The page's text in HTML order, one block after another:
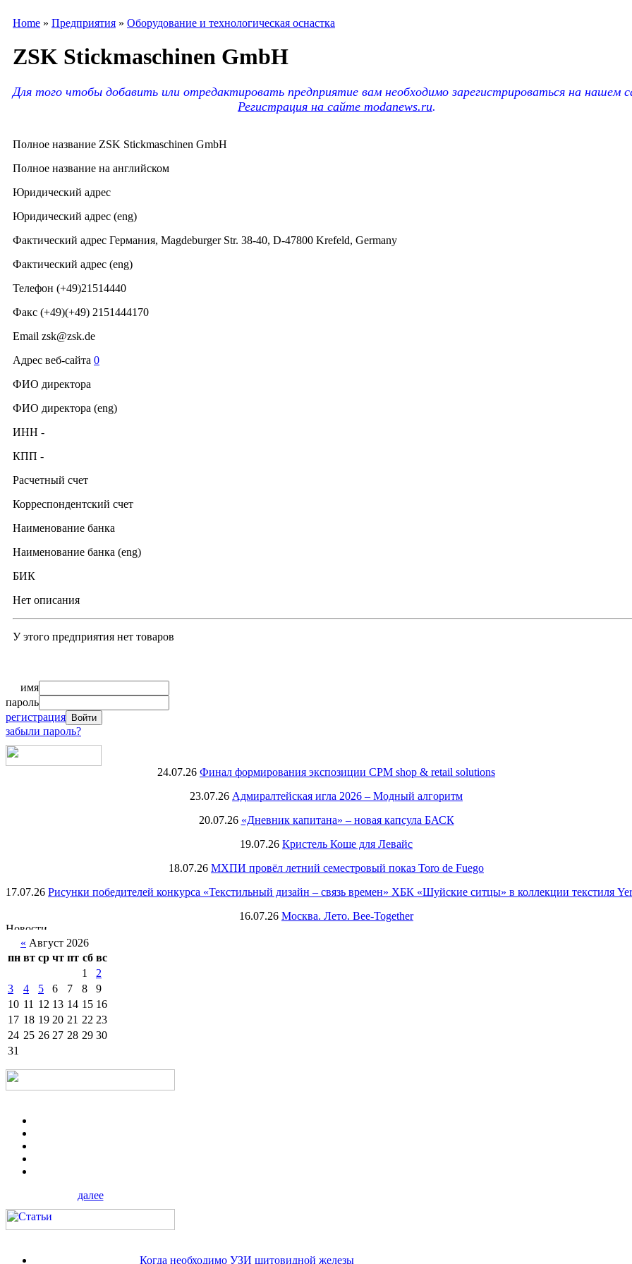
Home » Предприятия » Оборудование и технологическая оснастка
ZSK Stickmaschinen GmbH
Для того чтобы добавить или отредактировать предприятие вам необходимо зарегистрироваться на нашем
Регистрация на сайте modanews.ru.
Полное название ZSK Stickmaschinen GmbH
Полное название на английском
Юридический адрес
Юридический адрес (eng)
Фактический адрес Германия, Magdeburger Str. 38-40, D-47800 Krefeld, Germany
Фактический адрес (eng)
Телефон (+49)21514440
Факс (+49)(+49) 2151444170
Email zsk@zsk.de
Адрес веб-сайта 0
ФИО директора
ФИО директора (eng)
ИНН -
КПП -
Расчетный счет
Корреспондентский счет
Наименование банка
Наименование банка (eng)
БИК
Нет описания
У этого предприятия нет товаров
имя
пароль
регистрация
забыли пароль?
24.07.26 Финал формирования экспозиции CPM shop & retail solutions
23.07.26 Адмиралтейская игла 2026 – Модный алгоритм
20.07.26 «Дневник капитана» – новая капсула БАСК
19.07.26 Кристель Коше для Левайс
18.07.26 МХПИ провёл летний семестровый показ Toro de Fuego
17.07.26 Рисунки победителей конкурса «Текстильный дизайн – связь времен» ХБК «Шуйские ситцы» в коллекции текстиля
16.07.26 Москва. Лето. Bee-Together
« Август 2026
пн вт ср чт пт сб вс
1
2
3
4 5 6 7 8
9
10 11 12 13 14 15 16
17 18 19 20 21 22 23
24 25 26 27 28 29 30
31
далее
Когда необходимо УЗИ щитовидной железы